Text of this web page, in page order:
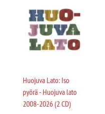
Huojuva Lato: Iso
pyörä - Huojuva lato
2008-2026 (2 CD)